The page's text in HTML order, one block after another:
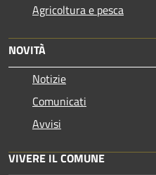
Agricoltura e pesca
NOVITÀ
Notizie
Comunicati
Avvisi
VIVERE IL COMUNE